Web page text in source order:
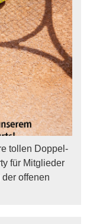
tollen Doppel-
für Mitglieder
offenen